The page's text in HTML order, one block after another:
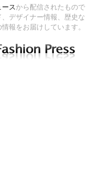
ースから配信されたもので
デザイナー情報、歴史な
報をお届けしています。